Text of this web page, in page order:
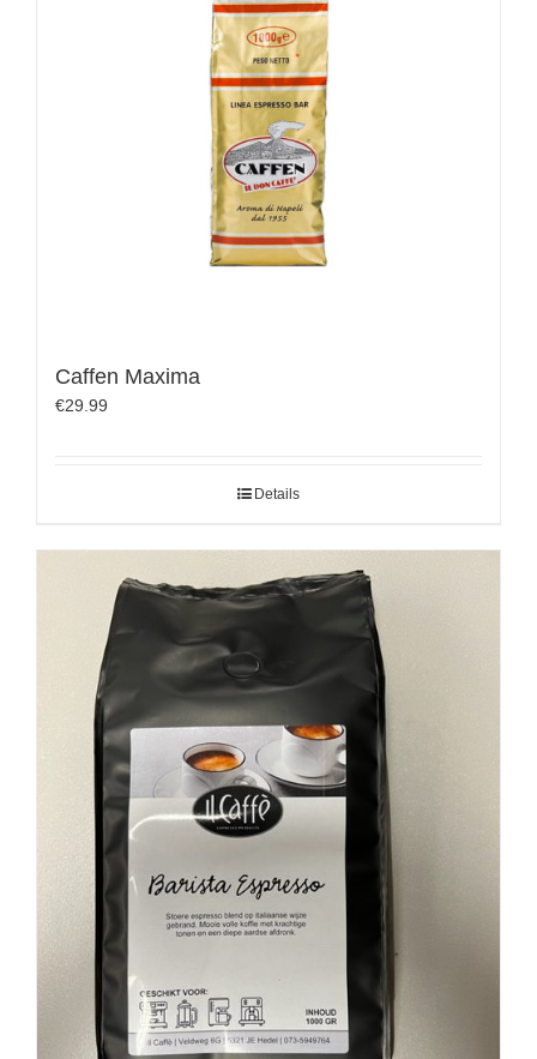
Caffen Maxima
€29.99
Details